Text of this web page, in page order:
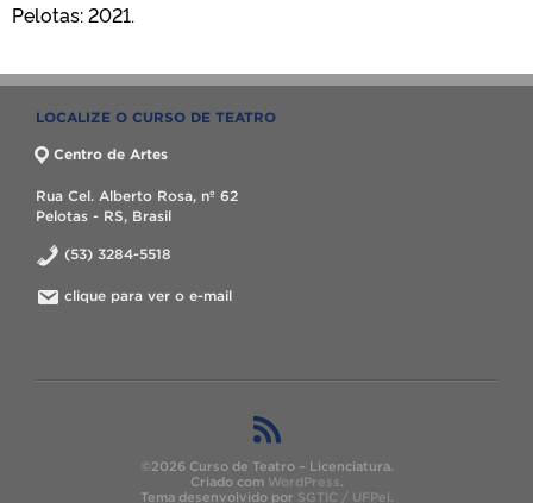
Pelotas: 2021.
LOCALIZE O CURSO DE TEATRO
Centro de Artes
Rua Cel. Alberto Rosa, nº 62
Pelotas - RS, Brasil
(53) 3284-5518
clique para ver o e-mail
©2026 Curso de Teatro – Licenciatura.
Criado com WordPress.
Tema desenvolvido por SGTIC / UFPel.